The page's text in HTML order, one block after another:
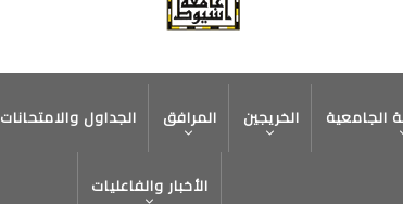
الجامعية الخريجين المرافق الجداول والامتحانات
الأخبار والفاعليات